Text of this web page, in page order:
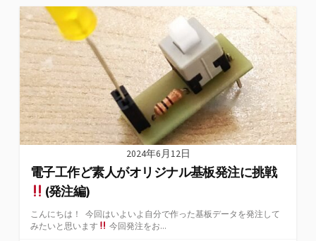
2024年6月12日
電子工作ど素人がオリジナル基板発注に挑戦
(発注編)
こんにちは！ 今回はいよいよ自分で作った基板データを発注して
みたいと思います
今回発注をお...